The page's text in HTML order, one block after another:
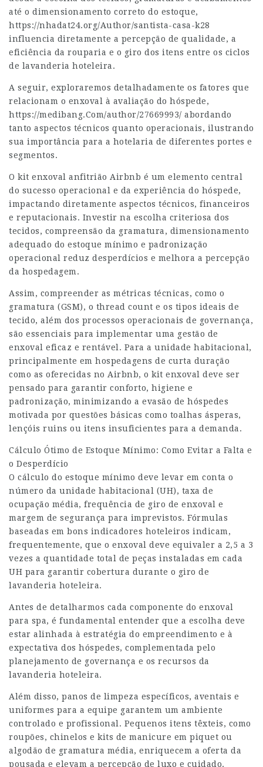
até o dimensionamento correto do estoque,
https://nhadat24.org/Author/santista-casa-k28
influencia diretamente a percepção de qualidade, a
eficiência da rouparia e o giro dos itens entre os ciclos
de lavanderia hoteleira.
A seguir, exploraremos detalhadamente os fatores que
relacionam o enxoval à avaliação do hóspede,
https://medibang.Com/author/27669993/ abordando
tanto aspectos técnicos quanto operacionais, ilustrando
sua importância para a hotelaria de diferentes portes e
segmentos.
O kit enxoval anfitrião Airbnb é um elemento central
do sucesso operacional e da experiência do hóspede,
impactando diretamente aspectos técnicos, financeiros
e reputacionais. Investir na escolha criteriosa dos
tecidos, compreensão da gramatura, dimensionamento
adequado do estoque mínimo e padronização
operacional reduz desperdícios e melhora a percepção
da hospedagem.
Assim, compreender as métricas técnicas, como o
gramatura (GSM), o thread count e os tipos ideais de
tecido, além dos processos operacionais de governança,
são essenciais para implementar uma gestão de
enxoval eficaz e rentável. Para a unidade habitacional,
principalmente em hospedagens de curta duração
como as oferecidas no Airbnb, o kit enxoval deve ser
pensado para garantir conforto, higiene e
padronização, minimizando a evasão de hóspedes
motivada por questões básicas como toalhas ásperas,
lençóis ruins ou itens insuficientes para a demanda.
Cálculo Ótimo de Estoque Mínimo: Como Evitar a Falta e
o Desperdício
O cálculo do estoque mínimo deve levar em conta o
número da unidade habitacional (UH), taxa de
ocupação média, frequência de giro de enxoval e
margem de segurança para imprevistos. Fórmulas
baseadas em bons indicadores hoteleiros indicam,
frequentemente, que o enxoval deve equivaler a 2,5 a 3
vezes a quantidade total de peças instaladas em cada
UH para garantir cobertura durante o giro de
lavanderia hoteleira.
Antes de detalharmos cada componente do enxoval
para spa, é fundamental entender que a escolha deve
estar alinhada à estratégia do empreendimento e à
expectativa dos hóspedes, complementada pelo
planejamento de governança e os recursos da
lavanderia hoteleira.
Além disso, panos de limpeza específicos, aventais e
uniformes para a equipe garantem um ambiente
controlado e profissional. Pequenos itens têxteis, como
roupões, chinelos e kits de manicure em piquet ou
algodão de gramatura média, enriquecem a oferta da
pousada e elevam a percepção de luxo e cuidado.